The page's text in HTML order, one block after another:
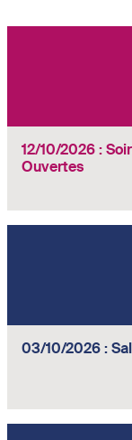
12/10/2026 :
Ouvertes
03/10/2026 :